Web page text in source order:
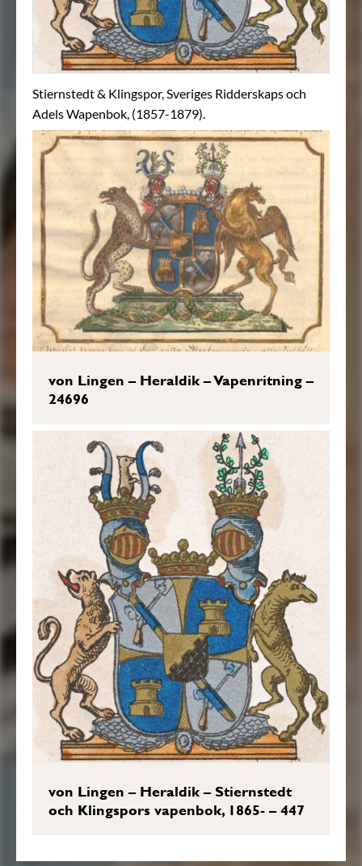
Stiernstedt & Klingspor, Sveriges Ridderskaps och
Adels Wapenbok, (1857-1879).
von Lingen – Heraldik – Vapenritning –
24696
von Lingen – Heraldik – Stiernstedt
och Klingspors vapenbok, 1865- – 447